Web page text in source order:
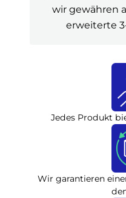
wir gewähren
erweiterte
Jedes Produkt
Wir garantieren